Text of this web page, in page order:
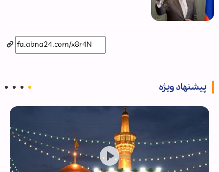
پیشنهاد ویژه